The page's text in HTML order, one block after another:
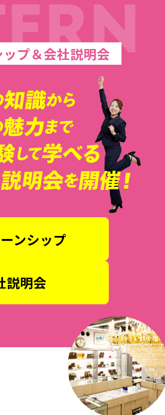
プ＆会社説明会
ンシップ
説明会